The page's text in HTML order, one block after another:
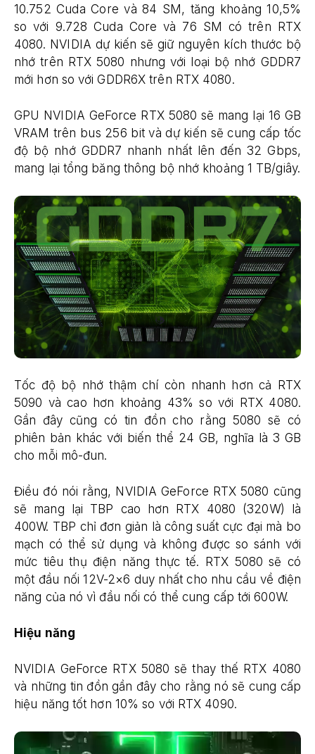
10.752 Cuda Core và 84 SM, tăng khoảng 10,5%
so với 9.728 Cuda Core và 76 SM có trên RTX
4080. NVIDIA dự kiến ​​sẽ giữ nguyên kích thước bộ
nhớ trên RTX 5080 nhưng với loại bộ nhớ GDDR7
mới hơn so với GDDR6X trên RTX 4080.
GPU NVIDIA GeForce RTX 5080 sẽ mang lại 16 GB
VRAM trên bus 256 bit và dự kiến ​​sẽ cung cấp tốc
độ bộ nhớ GDDR7 nhanh nhất lên đến 32 Gbps,
mang lại tổng băng thông bộ nhớ khoảng 1 TB/giây.
Tốc độ bộ nhớ thậm chí còn nhanh hơn cả RTX
5090 và cao hơn khoảng 43% so với RTX 4080.
Gần đây cũng có tin đồn cho rằng 5080 sẽ có
phiên bản khác với biến thể 24 GB, nghĩa là 3 GB
cho mỗi mô-đun.
Điều đó nói rằng, NVIDIA GeForce RTX 5080 cũng
sẽ mang lại TBP cao hơn RTX 4080 (320W) là
400W. TBP chỉ đơn giản là công suất cực đại mà bo
mạch có thể sử dụng và không được so sánh với
mức tiêu thụ điện năng thực tế. RTX 5080 sẽ có
một đầu nối 12V-2×6 duy nhất cho nhu cầu về điện
năng của nó vì đầu nối có thể cung cấp tới 600W.
Hiệu năng
NVIDIA GeForce RTX 5080 sẽ thay thế RTX 4080
và những tin đồn gần đây cho rằng nó sẽ cung cấp
hiệu năng tốt hơn 10% so với RTX 4090.